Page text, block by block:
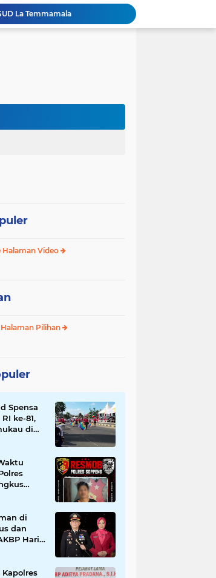
La Temmamala
Istisqa di Dua Kecamatan
Bisa Dibayar lewat BRImo
BLUD Kemendagri di Makassar
Halaman Video
Halaman Pilihan
Spensa
ke-81,
di
Soppeng
di
dan
Hari